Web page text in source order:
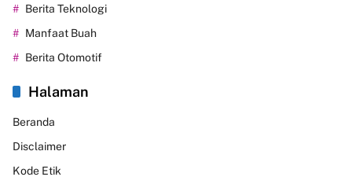
Berita Teknologi
Manfaat Buah
Berita Otomotif
Halaman
Beranda
Disclaimer
Kode Etik